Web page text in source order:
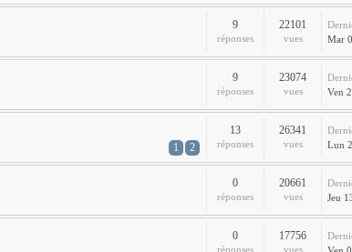
9
réponses
22101
vues
Mar
9
réponses
23074
vues
Ven
1 2
13
réponses
26341
vues
Lun
0
réponses
20661
vues
Jeu
0
réponses
17756
vues